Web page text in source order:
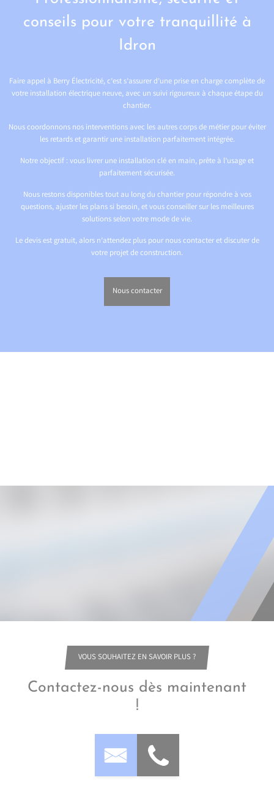
conseils pour votre tranquillité à
Idron
Faire appel à Berry Électricité, c’est s’assurer d’une prise en charge complète de
votre installation électrique neuve, avec un suivi rigoureux à chaque étape du
chantier.
Nous coordonnons nos interventions avec les autres corps de métier pour éviter
les retards et garantir une installation parfaitement intégrée.
Notre objectif : vous livrer une installation clé en main, prête à l’usage et
parfaitement sécurisée.
Nous restons disponibles tout au long du chantier pour répondre à vos
questions, ajuster les plans si besoin, et vous conseiller sur les meilleures
solutions selon votre mode de vie.
Le devis est gratuit, alors n’attendez plus pour nous contacter et discuter de
votre projet de construction.
Nous contacter
VOUS SOUHAITEZ EN SAVOIR PLUS ?
Contactez-nous dès maintenant
!